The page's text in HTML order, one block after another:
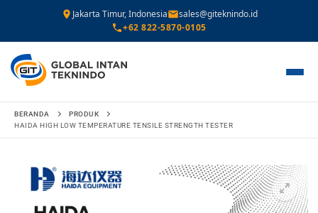
Jakarta Timur, Indonesia
sales@giteknindo.id
+62 822-5870-0105
Lompat
BERANDA
PRODUK
HAIDA HIGH LOW TEMPERATURE TENSILE STRENGTH TESTER